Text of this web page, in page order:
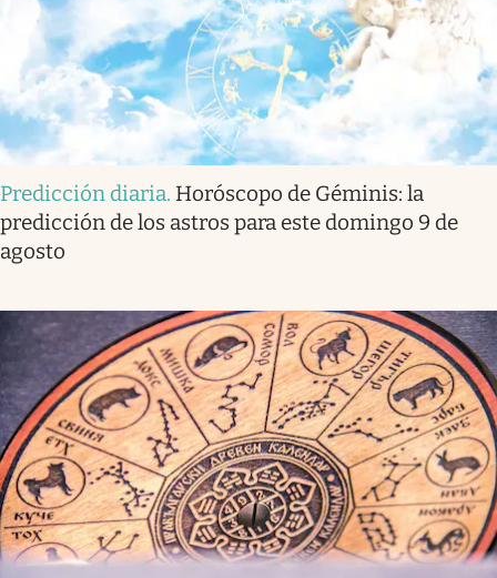
Predicción diaria. Horóscopo de Géminis: la
predicción de los astros para este domingo 9 de
agosto